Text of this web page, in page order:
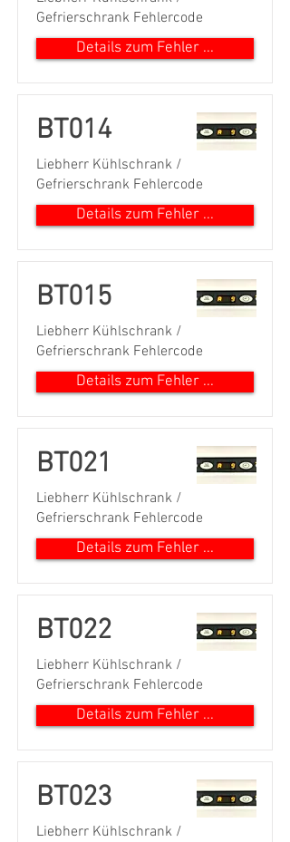
Gefrierschrank Fehlercode
Details zum Fehler ...
BT014
Liebherr Kühlschrank /
Gefrierschrank Fehlercode
Details zum Fehler ...
BT015
Liebherr Kühlschrank /
Gefrierschrank Fehlercode
Details zum Fehler ...
BT021
Liebherr Kühlschrank /
Gefrierschrank Fehlercode
Details zum Fehler ...
BT022
Liebherr Kühlschrank /
Gefrierschrank Fehlercode
Details zum Fehler ...
BT023
Liebherr Kühlschrank /